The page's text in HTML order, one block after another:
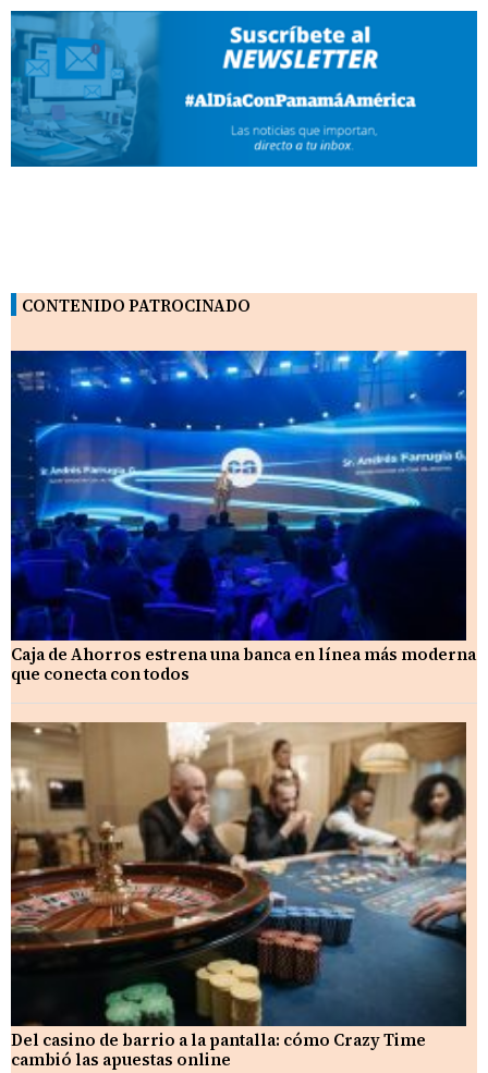
CONTENIDO PATROCINADO
Caja de Ahorros estrena una banca en línea más moderna
que conecta con todos
Del casino de barrio a la pantalla: cómo Crazy Time
cambió las apuestas online